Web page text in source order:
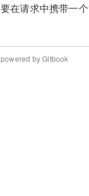
要在请求中携带一
powered by Gitbook